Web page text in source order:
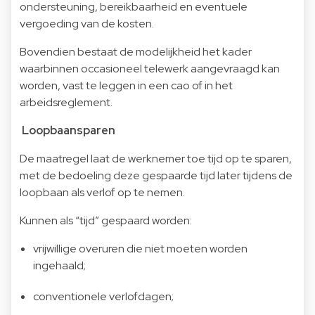
ondersteuning, bereikbaarheid en eventuele
vergoeding van de kosten.
Bovendien bestaat de modelijkheid het kader
waarbinnen occasioneel telewerk aangevraagd kan
worden, vast te leggen in een cao of in het
arbeidsreglement.
Loopbaansparen
De maatregel laat de werknemer toe tijd op te sparen,
met de bedoeling deze gespaarde tijd later tijdens de
loopbaan als verlof op te nemen.
Kunnen als “tijd” gespaard worden:
vrijwillige overuren die niet moeten worden
ingehaald;
conventionele verlofdagen;